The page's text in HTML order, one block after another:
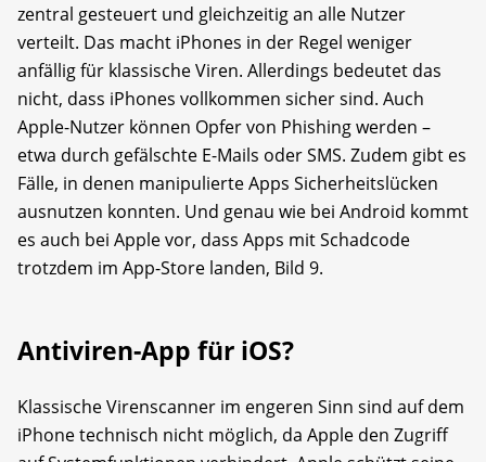
zentral gesteuert und gleichzeitig an alle Nutzer
verteilt. Das macht iPhones in der Regel weniger
anfällig für klassische Viren. Allerdings bedeutet das
nicht, dass iPhones vollkommen sicher sind. Auch
Apple-Nutzer können Opfer von Phishing werden –
etwa durch gefälschte E-Mails oder SMS. Zudem gibt es
Fälle, in denen manipulierte Apps Sicherheitslücken
ausnutzen konnten. Und genau wie bei Android kommt
es auch bei Apple vor, dass Apps mit Schadcode
trotzdem im App-Store landen, Bild 9.
Antiviren-App für iOS?
Klassische Virenscanner im engeren Sinn sind auf dem
iPhone technisch nicht möglich, da Apple den Zugriff